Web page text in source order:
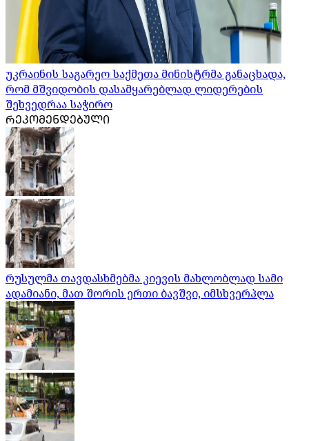
უკრაინის საგარეო საქმეთა მინისტრმა განაცხადა,
რომ მშვიდობის დასამყარებლად ლიდერების
შეხვედრაა საჭირო
ᲠᲔᲙᲝᲛᲔᲜᲓᲔᲑᲣᲚᲘ
რუსულმა თავდასხმებმა კიევის მახლობლად სამი
ადამიანი, მათ შორის ერთი ბავშვი, იმსხვერპლა